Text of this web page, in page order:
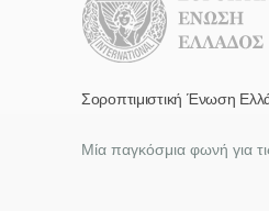
Σοροπτιμιστική Ένωση
Μία παγκόσμια φωνή για